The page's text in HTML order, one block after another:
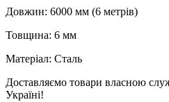
Довжин: 6000 мм (6 метрів)
Товщина: 6 мм
Матеріал: Сталь
Доставляємо товари власною
Україні!